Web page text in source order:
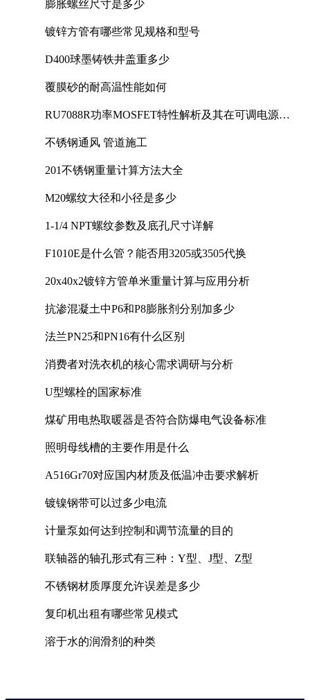
膨胀螺丝尺寸是多少
镀锌方管有哪些常见规格和型号
D400球墨铸铁井盖重多少
覆膜砂的耐高温性能如何
RU7088R功率MOSFET特性解析及其在可调电源设
不锈钢通风 管道施工
201不锈钢重量计算方法大全
M20螺纹大径和小径是多少
1-1/4 NPT螺纹参数及底孔尺寸详解
F1010E是什么管？能否用3205或3505代换
20x40x2镀锌方管单米重量计算与应用分析
抗渗混凝土中P6和P8膨胀剂分别加多少
法兰PN25和PN16有什么区别
消费者对洗衣机的核心需求调研与分析
U型螺栓的国家标准
煤矿用电热取暖器是否符合防爆电气设备标准
照明母线槽的主要作用是什么
A516Gr70对应国内材质及低温冲击要求解析
镀镍钢带可以过多少电流
计量泵如何达到控制和调节流量的目的
联轴器的轴孔形式有三种：Y型、J型、Z型
不锈钢材质厚度允许误差是多少
复印机出租有哪些常见模式
溶于水的润滑剂的种类